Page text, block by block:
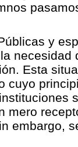
y
necesidad
Esta
cuyo
mero
embargo,